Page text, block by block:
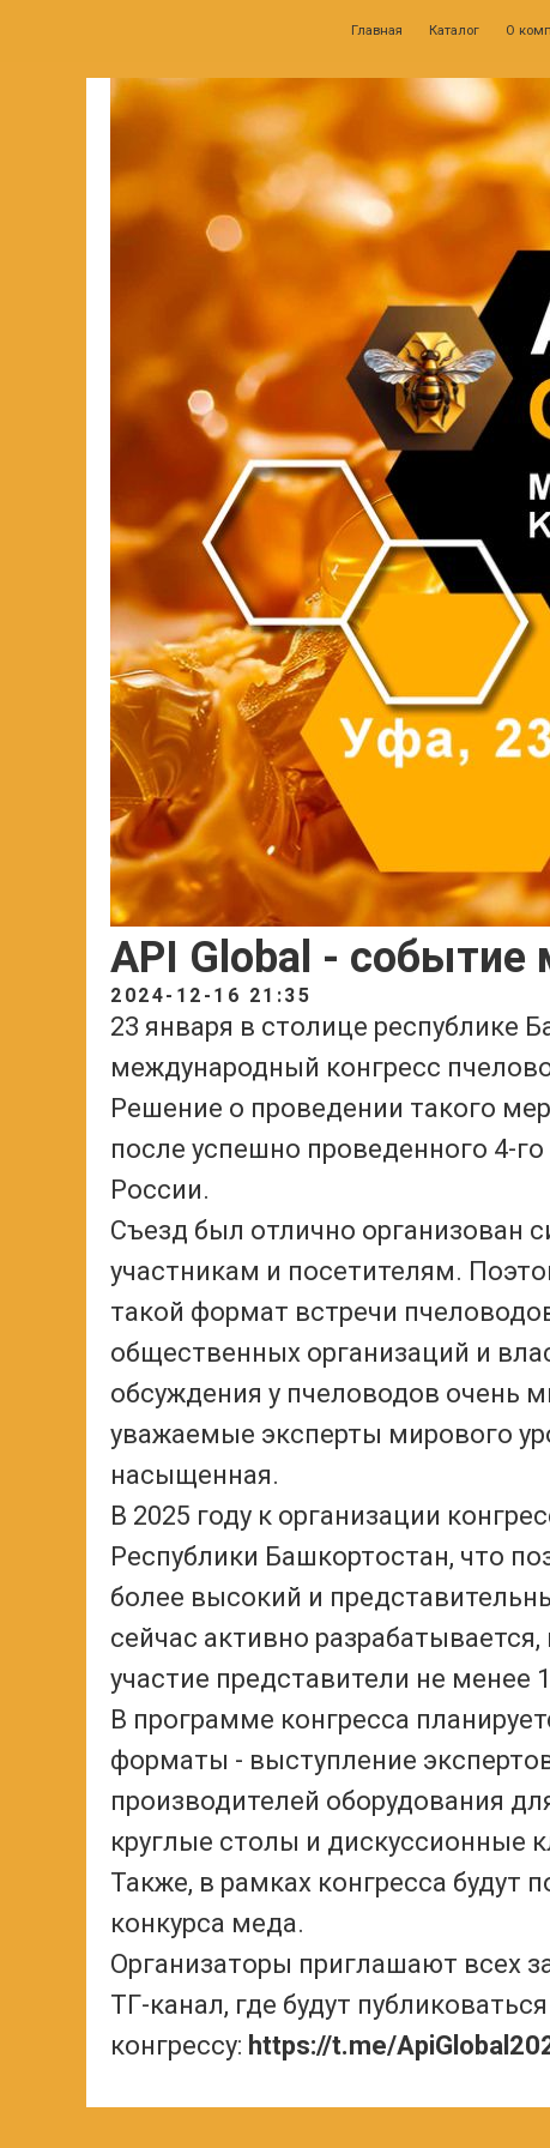
Главная Каталог О компании
API Global - событие
2024-12-16 21:35
23 января в столице республике
международный конгресс
Решение о проведении такого
после успешно проведенного 4-
России.
Съезд был отлично организован
участникам и посетителям.
такой формат встречи
общественных организаций и
обсуждения у пчеловодов очень
уважаемые эксперты мирового
насыщенная.
В 2025 году к организации
Республики Башкортостан, что
более высокий и
сейчас активно
участие представители не менее
В программе конгресса
форматы - выступление
производителей оборудования
круглые столы и дискуссионные
Также, в рамках конгресса будут
конкурса меда.
Организаторы приглашают всех
ТГ-канал, где будут
конгрессу: https://t.me/